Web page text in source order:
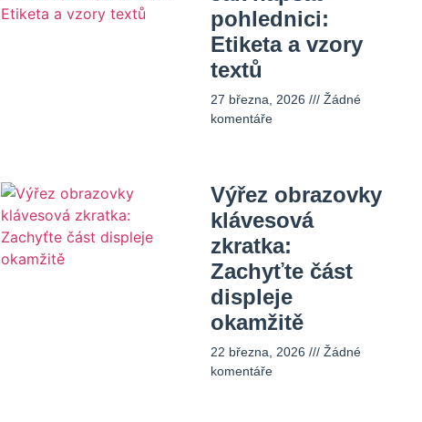
pohlednici:
Etiketa a vzory
textů
27 března, 2026
Žádné
komentáře
Výřez obrazovky
klávesová
zkratka:
Zachyťte část
displeje
okamžitě
22 března, 2026
Žádné
komentáře